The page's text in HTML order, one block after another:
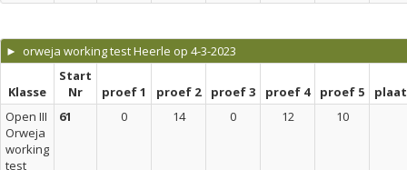
► orweja working test Heerle op 4-3-2023
Klasse
Start
Nr
proef 1 proef 2 proef 3 proef 4 proef 5
Open III
Orweja
working
test
61 0 14 0 12 10